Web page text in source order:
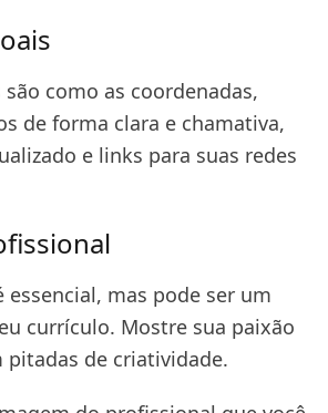
são como as coordenadas,
de forma clara e chamativa,
e links para suas redes
essencial, mas pode ser um
currículo. Mostre sua paixão
pitadas de criatividade.